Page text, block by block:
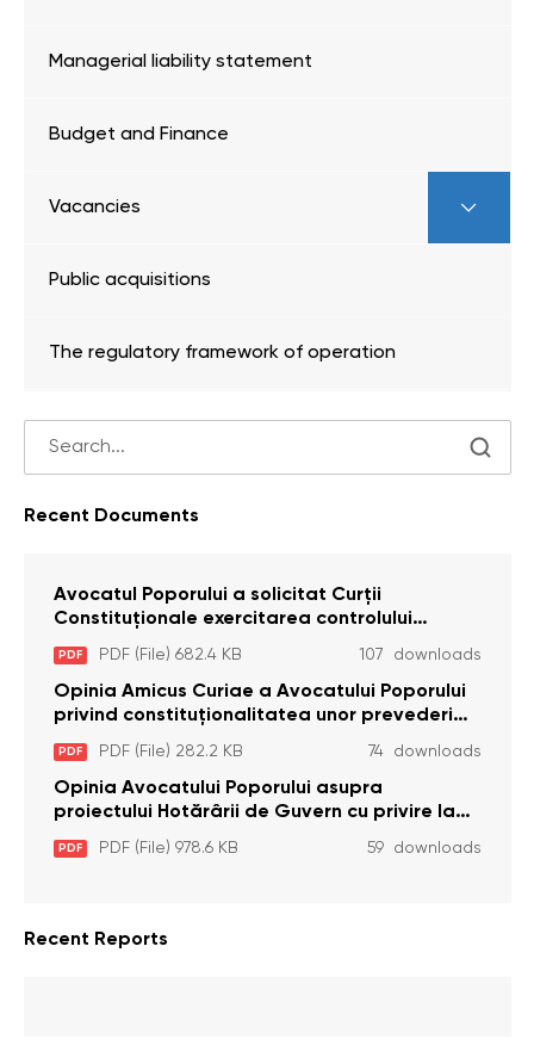
Managerial liability statement
Budget and Finance
Vacancies
Public acquisitions
The regulatory framework of operation
Recent Documents
Avocatul Poporului a solicitat Curţii
Constituţionale exercitarea controlului
constituţionalităţii unor prevederi cu privire la
plata alocației sociale de stat persoanelor
cu dizabilitați care sunt private de liberate
PDF PDF (File) 682.4 KB 107 downloads
Opinia Amicus Curiae a Avocatului Poporului
privind constituționalitatea unor prevederi
care interzic angajarea în organizațiile de
pază particulară a persoanelor condamnate
pentru comiterea cu intenție a unor infracțiuni
a fost luată în considerare de Curtea
Constituțională
PDF PDF (File) 282.2 KB 74 downloads
Opinia Avocatului Poporului asupra
proiectului Hotărârii de Guvern cu privire la
aprobarea proiectului de lege privind
activitatea sanitară veterinarăa
PDF PDF (File) 978.6 KB 59 downloads
Recent Reports